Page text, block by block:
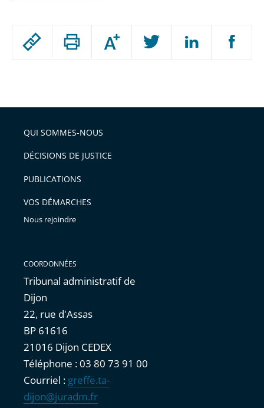
Passer
arriver
après
Augmenter
ou
l'article
pour
avant
QUI SOMMES-NOUS
DÉCISIONS DE JUSTICE
PUBLICATIONS
VOS DÉMARCHES
Nous rejoindre
COORDONNÉES
Tribunal administratif de
Dijon
22, rue d'Assas
BP 61616
21016 Dijon CEDEX
Téléphone : 03 80 73 91 00
Courriel : greffe.ta-
dijon@juradm.fr